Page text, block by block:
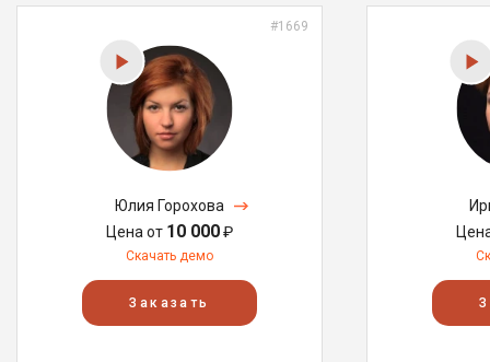
#1669
Юлия Горохова
Цена от 10 000₽
Скачать демо
Заказать